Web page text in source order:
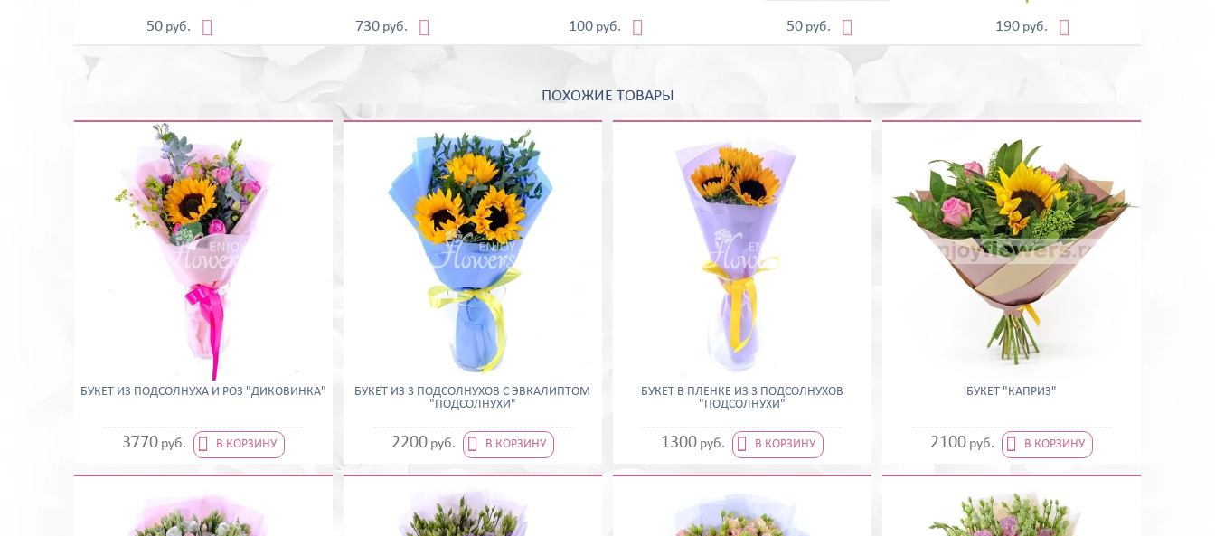
50 руб.  730 руб.  100 руб.  50 руб.  190 руб. 
ПОХОЖИЕ ТОВАРЫ
БУКЕТ ИЗ ПОДСОЛНУХА И РОЗ "ДИКОВИНКА"
3770 руб.  В КОРЗИНУ
БУКЕТ ИЗ 3 ПОДСОЛНУХОВ С ЭВКАЛИПТОМ
"ПОДСОЛНУХИ"
2200 руб.  В КОРЗИНУ
БУКЕТ В ПЛЕНКЕ ИЗ 3 ПОДСОЛНУХОВ
"ПОДСОЛНУХИ"
1300 руб.  В КОРЗИНУ
БУКЕТ "КАПРИЗ"
2100 руб.  В КОРЗИНУ